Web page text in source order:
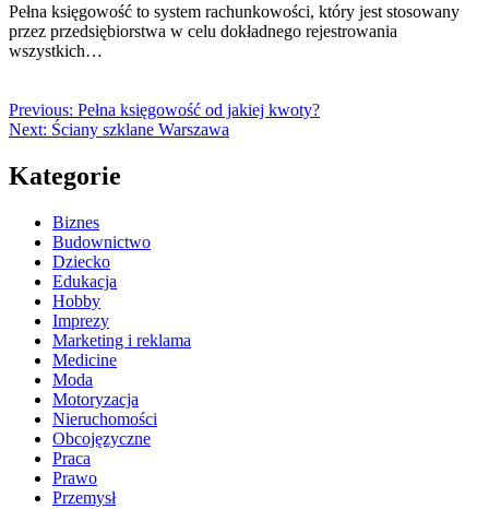
Pełna księgowość to system rachunkowości, który jest stosowany
przez przedsiębiorstwa w celu dokładnego rejestrowania
wszystkich…
Previous: Pełna księgowość od jakiej kwoty?
Next: Ściany szklane Warszawa
Kategorie
Biznes
Budownictwo
Dziecko
Edukacja
Hobby
Imprezy
Marketing i reklama
Medicine
Moda
Motoryzacja
Nieruchomości
Obcojęzyczne
Praca
Prawo
Przemysł